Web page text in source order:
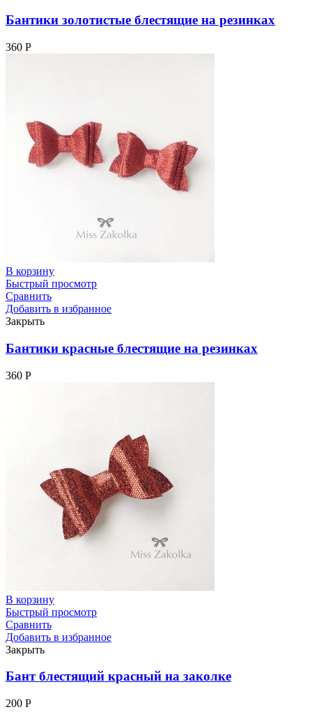
Бантики золотистые блестящие на резинках
360 Р
В корзину
Быстрый просмотр
Сравнить
Добавить в избранное
Закрыть
Бантики красные блестящие на резинках
360 Р
В корзину
Быстрый просмотр
Сравнить
Добавить в избранное
Закрыть
Бант блестящий красный на заколке
200 Р